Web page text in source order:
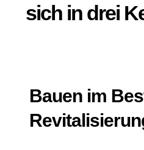
sich in drei
Bauen im